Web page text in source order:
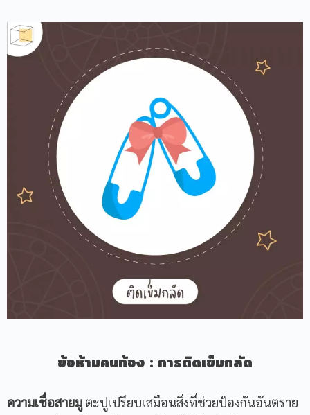
ข้อห้ามคนท้อง : การติดเข็มกลัด
ความเชื่อสายมู ตะปูเปรียบเสมือนสิ่งที่ช่วยป้องกันอันตราย